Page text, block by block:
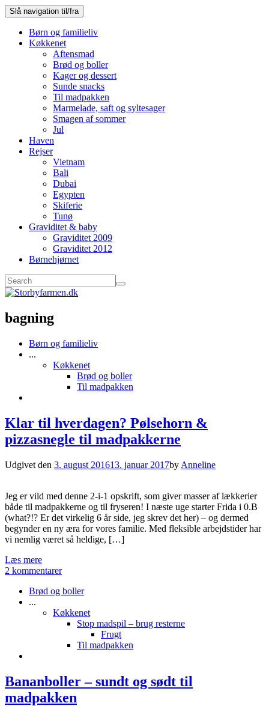
Slå navigation til/fra
Børn og familieliv
Køkkenet
Aftensmad
Brød og boller
Kager og dessert
Sunde snacks
Til madpakken
Marmelade, saft og syltesager
Smagen af sommer
Jul
Haven
Rejser
Vietnam
Bali
Dubai
Egypten
Skiferie
Tunø
Graviditet & baby
Graviditet 2009
Graviditet 2012
Børnehjørnet
bagning
Børn og familieliv
...
Køkkenet
Brød og boller
Til madpakken
Klar til hverdagen? Pølsehorn &
pizzasnegle til madpakkerne
Udgivet den 3. august 201613. januar 2017by Anneline
Jeg er vild med denne 2-i-1 opskrift, som giver masser af lækkerier
både til madpakkerne og til fryseren! I næste uge starter Frida i 0.B
(what?!? Er det virkelig 6 år side, jeg skrev det her) – og dermed
begynder en ny æra for vores familie. Med fleksible arbejdstider har
vi nemlig været så heldige, […]
Læs mere
2 kommentarer
Brød og boller
...
Køkkenet
Stop madspil – brug resterne
Frugt
Til madpakken
Bananboller – sundt og sødt til
madpakken